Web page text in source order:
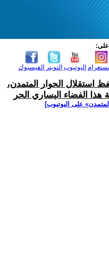
على:
الفيسبوك التويتر اليوتيوب
استقلال الحوار المتمدن،
الفضاء اليساري الحر
على اليوتيوب]